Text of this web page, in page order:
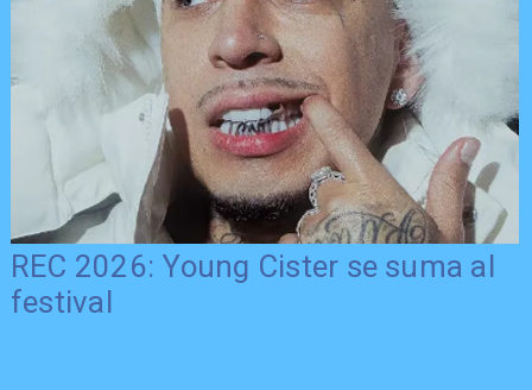
REC 2026: Young Cister se suma al
festival